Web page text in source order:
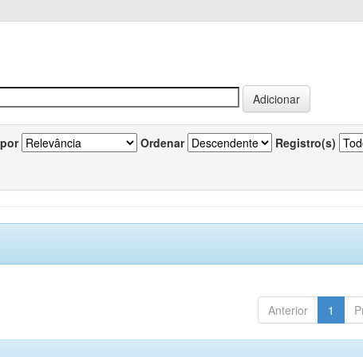
Ordenar Registro(s)
Anterior 1